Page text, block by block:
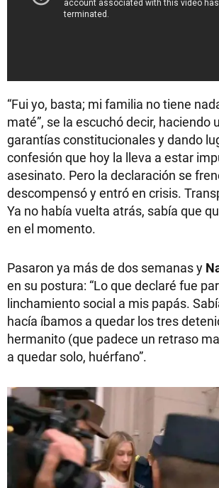
“Fui yo, basta; mi familia no tiene
maté”, se la escuchó decir, haciendo
garantías constitucionales y dando
confesión que hoy la lleva a estar
asesinato. Pero la declaración se
descompensó y entró en crisis.
Ya no había vuelta atrás, sabía que
en el momento.
Pasaron ya más de dos semanas y
en su postura: “Lo que declaré fue
linchamiento social a mis papás.
hacía íbamos a quedar los tres
hermanito (que padece un retraso
a quedar solo, huérfano”.